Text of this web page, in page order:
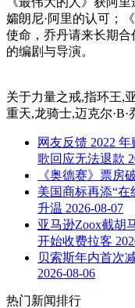
孀朗尼·阿里的认可；
使命，乔丹请来长期合
的编剧与导演。
关于力量之戒,指环王,
重天,龙骑士,迈克尔·B·
网友反馈 2022
歌回应无法退款
《奥德赛》票房
美国商标再添“
升温 2026-08-07
亚马逊Zoox截胡
开始收费拉客
贝索斯年内首次
2026-08-06
热门新闻排行